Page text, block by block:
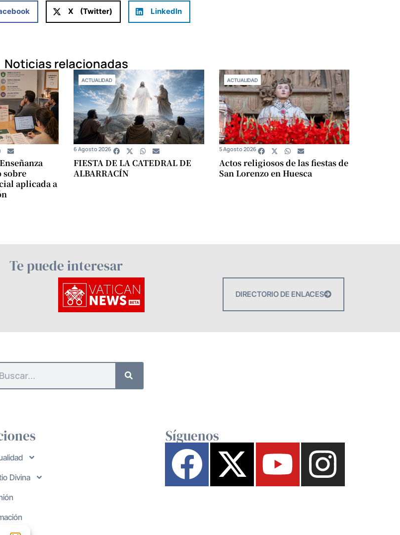
X (Twitter) LinkedIn
Noticias relacionadas
sobre
aplicada a
ACTUALIDAD
FIESTA DE LA CATEDRAL DE
ALBARRACÍN
6 Agosto 2026
ACTUALIDAD
Actos religiosos de las fiestas de
San Lorenzo en Huesca
5 Agosto 2026
Te puede interesar
DIRECTORIO DE ENLACES
Divina
Síguenos